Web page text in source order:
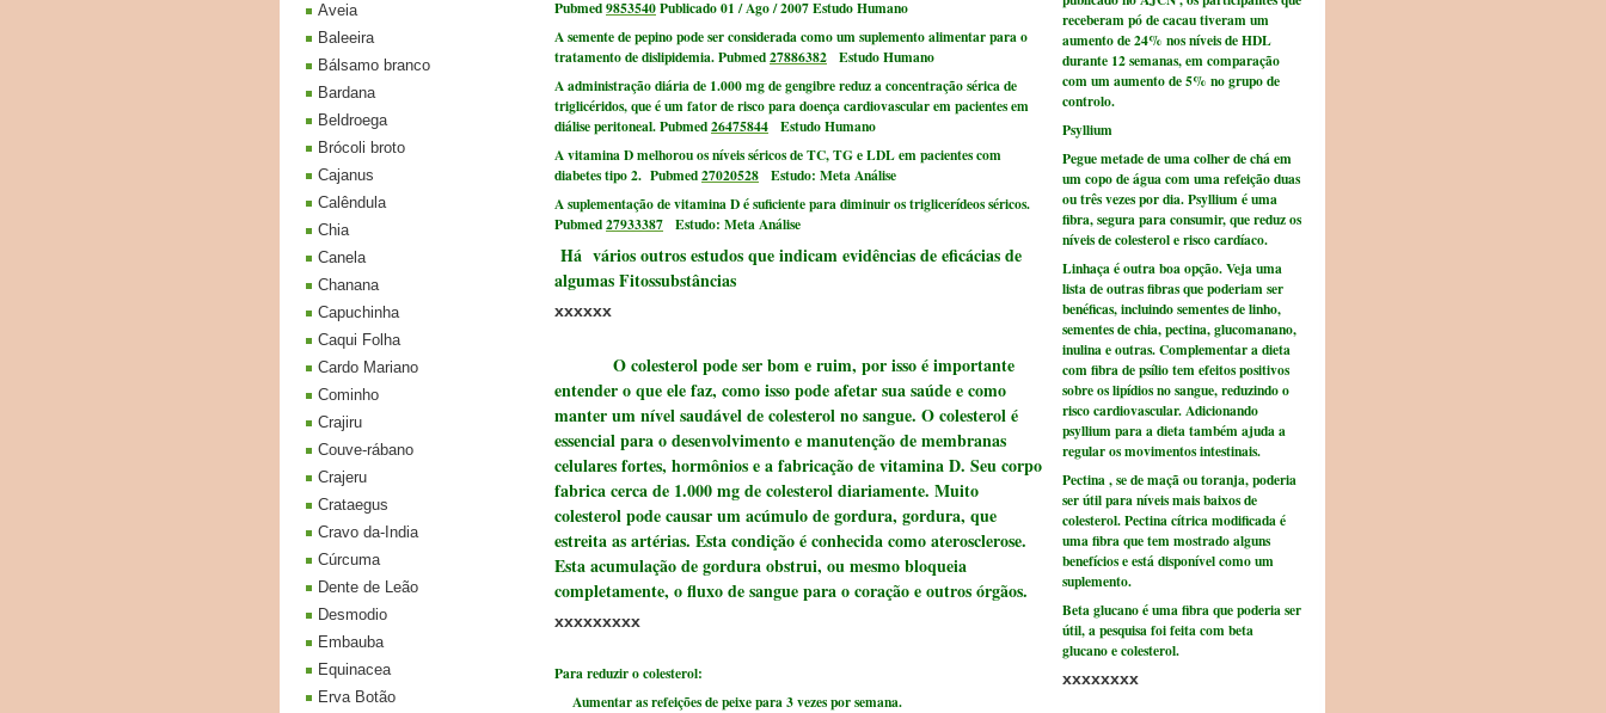
Pubmed9853540Publicado 01 / Ago / 2007 Estudo Humano
A semente de pepino pode ser considerada como um suplemento alimentar para o
tratamento de dislipidemia. Pubmed27886382 Estudo Humano
A administração diária de 1.000 mg de gengibre reduz a concentração sérica de
triglicéridos, que é um fator de risco para doença cardiovascular em pacientes em
diálise peritoneal. Pubmed26475844 Estudo Humano
A vitamina D melhorou os níveis séricos de TC, TG e LDL em pacientes com
diabetes tipo 2. Pubmed27020528 Estudo: Meta Análise
A suplementação de vitamina D é suficiente para diminuir os triglicerídeos séricos.
Pubmed27933387 Estudo: Meta Análise
Há vários outros estudos que indicam evidências de eficácias de
algumas Fitossubstâncias
xxxxxx
O colesterol pode ser bom e ruim, por isso é importante
entender o que ele faz, como isso pode afetar sua saúde e como
manter um nível saudável de colesterol no sangue. O colesterol é
essencial para o desenvolvimento e manutenção de membranas
celulares fortes, hormônios e a fabricação de vitamina D. Seu corpo
fabrica cerca de 1.000 mg de colesterol diariamente. Muito
colesterol pode causar um acúmulo de gordura, gordura, que
estreita as artérias. Esta condição é conhecida como aterosclerose.
Esta acumulação de gordura obstrui, ou mesmo bloqueia
completamente, o fluxo de sangue para o coração e outros órgãos.
xxxxxxxxx
Para reduzir o colesterol:
Aumentar as refeições de peixe para 3 vezes por semana.
receberam pó de cacau tiveram um
aumento de 24% nos níveis de HDL
durante 12 semanas, em comparação
com um aumento de 5% no grupo de
controlo.
Psyllium
Pegue metade de uma colher de chá em
um copo de água com uma refeição duas
ou três vezes por dia. Psyllium é uma
fibra, segura para consumir, que reduz os
níveis de colesterol e risco cardíaco.
Linhaça é outra boa opção. Veja uma
lista de outras fibras que poderiam ser
benéficas, incluindo sementes de linho,
sementes de chia, pectina, glucomanano,
inulina e outras. Complementar a dieta
com fibra de psílio tem efeitos positivos
sobre os lipídios no sangue, reduzindo o
risco cardiovascular. Adicionando
psyllium para a dieta também ajuda a
regular os movimentos intestinais.
Pectina , se de maçã ou toranja, poderia
ser útil para níveis mais baixos de
colesterol. Pectina cítrica modificada é
uma fibra que tem mostrado alguns
benefícios e está disponível como um
suplemento.
Beta glucano é uma fibra que poderia ser
útil, a pesquisa foi feita com beta
glucano e colesterol.
xxxxxxxx
Aveia
Baleeira
Bálsamo branco
Bardana
Beldroega
Brócoli broto
Cajanus
Calêndula
Chia
Canela
Chanana
Capuchinha
Caqui Folha
Cardo Mariano
Cominho
Crajiru
Couve-rábano
Crajeru
Crataegus
Cravo da-India
Cúrcuma
Dente de Leão
Desmodio
Embauba
Equinacea
Erva Botão